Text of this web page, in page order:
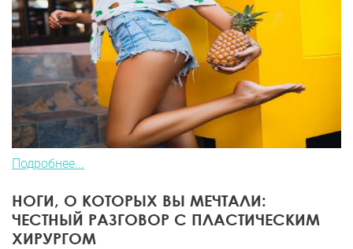
Подробнее...
НОГИ, О КОТОРЫХ ВЫ МЕЧТАЛИ:
ЧЕСТНЫЙ РАЗГОВОР С ПЛАСТИЧЕСКИМ
ХИРУРГОМ